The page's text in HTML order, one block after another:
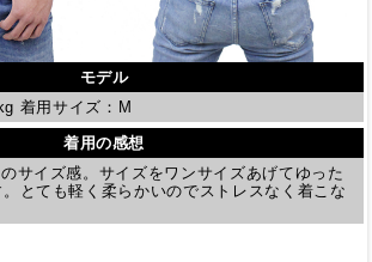
モデル
着用サイズ：M
着用の感想
サイズ感。サイズをワンサイズあげてゆった
とても軽く柔らかいのでストレスなく着こな